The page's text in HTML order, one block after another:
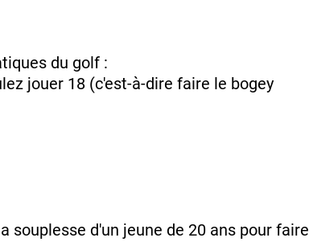
du golf :
jouer 18 (c'est-à-dire faire le bogey
souplesse d'un jeune de 20 ans pour faire